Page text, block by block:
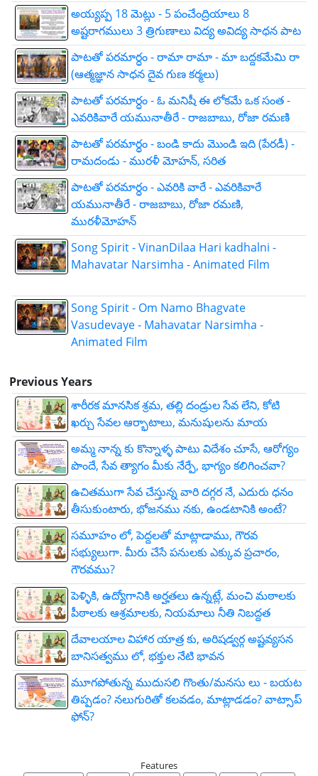
అయ్యప్ప 18 మెట్లు - 5 పంచేంద్రియాలు 8
అష్టరాగములు 3 త్రిగుణాలు విద్య అవిద్య సాధన పాట
పాటతో పరమార్ధం - రామా రామా - మా బద్దకమేమి రా
(ఆత్మజ్ఞాన సాధన దైవ గుణ కర్మలు)
పాటతో పరమార్ధం - ఓ మనిషీ ఈ లోకమే ఒక సంత -
ఎవరికివారే యమునాతీరే - రాజబాబు, రోజా రమణి
పాటతో పరమార్ధం - బండి కాదు మొండి ఇది (పేరడీ) -
రామదండు - మురళీ మోహన్, సరిత
పాటతో పరమార్ధం - ఎవరికి వారే - ఎవరికివారే
యమునాతీరే - రాజబాబు, రోజా రమణి,
మురళీమోహన్
Song Spirit - VinanDilaa Hari kadhalni -
Mahavatar Narsimha - Animated Film
Song Spirit - Om Namo Bhagvate
Vasudevaye - Mahavatar Narsimha -
Animated Film
Previous Years
శారీరక మానసిక శ్రమ, తల్లి దండ్రుల సేవ లేని, కోటి
ఖర్చు సేవల ఆర్భాటాలు, మనుషులను మాయ
అమ్మ నాన్న కు కొన్నాళ్ళ పాటు విదేశం చూసే, ఆరోగ్యం
పొందే, సేవ త్యాగం మీకు నేర్పే, భాగ్యం కలిగించవా?
ఉచితముగా సేవ చేస్తున్న వారి దగ్గర నే, ఎదురు ధనం
తీసుకుంటారు, భోజనము నకు, ఉండటానికి అంటే?
సమూహం లో, పెద్దలతో మాట్లాడాము, గౌరవ
సభ్యులుగా. మీరు చేసే పనులకు ఎక్కువ ప్రచారం,
గౌరవము?
పెళ్ళికి, ఉద్యోగానికి అర్హతలు ఉన్నట్లే, మంచి మఠాలకు
పీఠాలకు ఆశ్రమాలకు, నియమాలు నీతి నిబద్దత
దేవాలయాల విహార యాత్ర కు, అరిషడ్వర్గ అష్టవ్యసన
బానిసత్వము లో, భక్తుల నేటి భావన
మూగపోతున్న ముదుసలి గొంతు/మనసు లు - బయట
తిప్పడం? నలుగురితో కలవడం, మాట్లాడడం? వాట్సాప్
ఫోన్?
Features